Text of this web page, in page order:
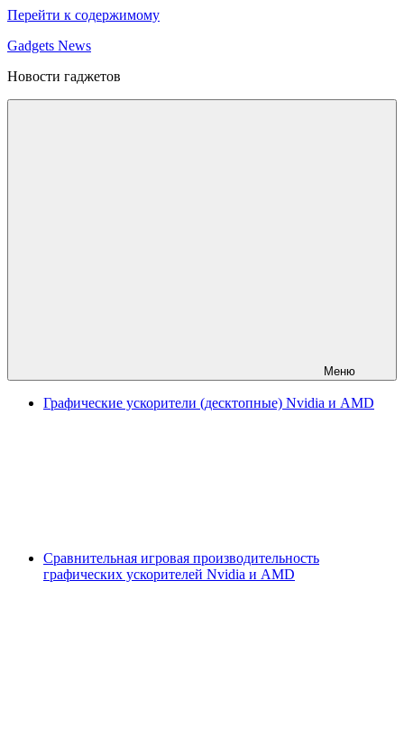
Перейти к содержимому
Gadgets News
Новости гаджетов
Меню
Графические ускорители (десктопные) Nvidia и AMD
Сравнительная игровая производительность
графических ускорителей Nvidia и AMD